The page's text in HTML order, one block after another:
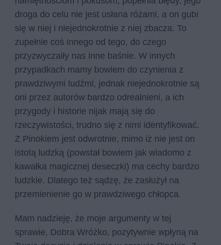
droga do celu nie jest usłana różami, a on gubi
się w niej i niejednokrotnie z niej zbacza. To
zupełnie coś innego od tego, do czego
przyzwyczaiły nas inne baśnie. W innych
przypadkach mamy bowiem do czynienia z
prawdziwymi ludźmi, jednak niejednokrotnie są
oni przez autorów bardzo odrealnieni, a ich
przygody i historie nijak mają się do
rzeczywistości, trudno się z nimi identyfikować.
Z Pinokiem jest odwrotnie, mimo iż nie jest on
istotą ludzką (powstał bowiem jak wiadomo z
kawałka magicznej deseczki) ma cechy bardzo
ludzkie. Dlatego też sądzę, że zasłużył na
przemienienie go w prawdziwego chłopca.
Mam nadzieję, że moje argumenty w tej
sprawie, Dobra Wróżko, pozytywnie wpłyną na